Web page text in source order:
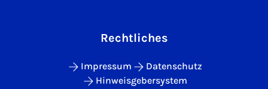
Rechtliches
Impressum
Datenschutz
Hinweisgebersystem